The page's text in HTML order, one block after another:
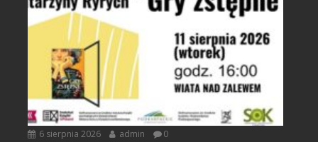
6 sierpnia 2026 admin 0